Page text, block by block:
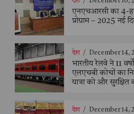
एनएचआरसी का 4-
प्रोग्राम – 2025 नई
देश / December 14,
भारतीय रेलवे ने 11
एलएचबी कोचों का
यात्रा को और सुरक्षित
देश / December 14,